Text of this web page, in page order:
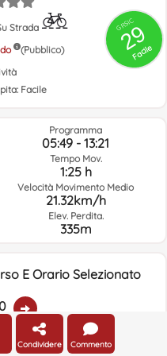
GRSIC
29
Facile
Strada
(Pubblico)
Facile
Programma
05:49 - 13:21
Tempo Mov.
1:25 h
Velocità Movimento Medio
21.32km/h
Elev. Perdita.
335m
E Orario Selezionato
Vento:Indirizzo Vento:
Condividere Commento